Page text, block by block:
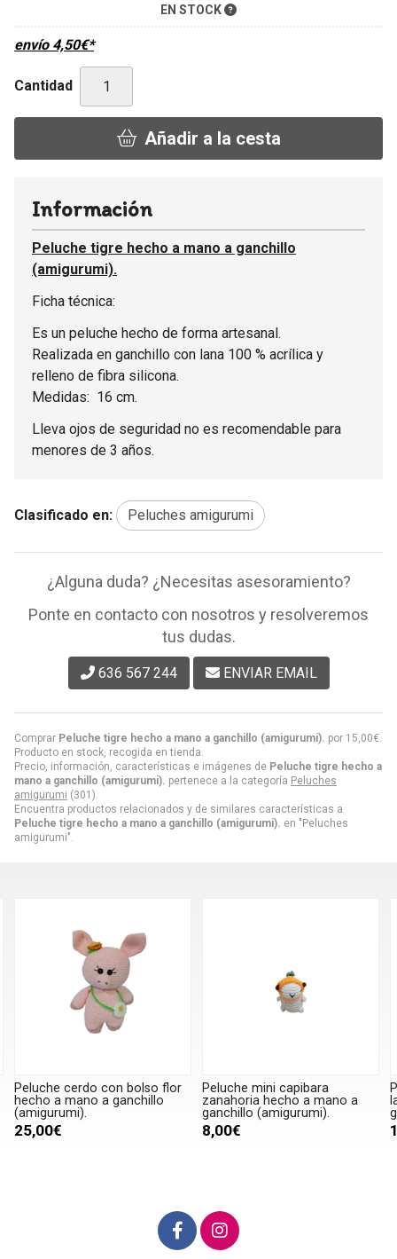
EN STOCK
envío 4,50€*
Cantidad
Añadir a la cesta
Comprar Peluche tigre hecho a mano a ganchillo (amigurumi). por 15,00€
Producto en stock, recogida en tienda.
Precio, información, características e imágenes de Peluche tigre hecho a
mano a ganchillo (amigurumi). pertenece a la categoría Peluches
amigurumi (301).
Encuentra productos relacionados y de similares características a
Peluche tigre hecho a mano a ganchillo (amigurumi). en "Peluches
amigurumi".
Información
Peluche tigre hecho a mano a ganchillo
(amigurumi).
Ficha técnica:
Es un peluche hecho de forma artesanal.
Realizada en ganchillo con lana 100 % acrílica y
relleno de fibra silicona.
Medidas: 16 cm.
Lleva ojos de seguridad no es recomendable para
menores de 3 años.
Clasificado en: Peluches amigurumi
¿Alguna duda? ¿Necesitas asesoramiento?
Ponte en contacto con nosotros y resolveremos
tus dudas.
636 567 244 ENVIAR EMAIL
flor
Peluche mini capibara
zanahoria hecho a mano a
ganchillo (amigurumi).
Peluche oso gris y
lana chenille hecha
ganchillo (amigurumi).